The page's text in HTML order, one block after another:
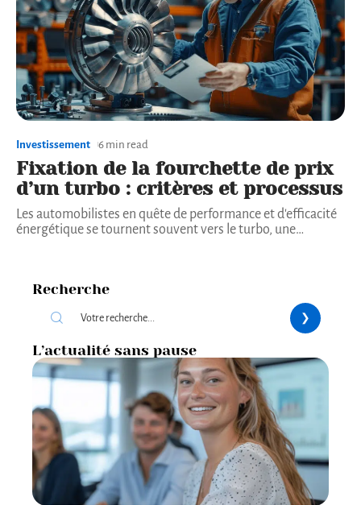
Investissement 6 min read
Fixation de la fourchette de prix
d’un turbo : critères et processus
Les automobilistes en quête de performance et d'efficacité
énergétique se tournent souvent vers le turbo, une…
Recherche
L’actualité sans pause